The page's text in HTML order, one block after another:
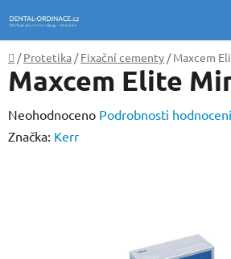
na
obsah
Domů
/ Protetika / Fixační cementy / Maxcem
Maxcem Elite
Průměrné
hodnocení
Neohodnoceno Podrobnosti hodnocení
Značka: Kerr